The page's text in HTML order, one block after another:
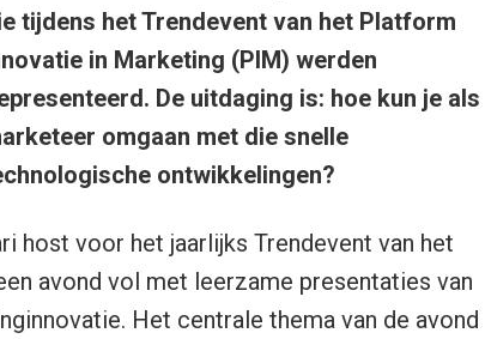
tijdens het Trendevent van het Platform
in Marketing (PIM) werden
De uitdaging is: hoe kun je als
omgaan met die snelle
ontwikkelingen?
host voor het jaarlijks Trendevent van het
avond vol met leerzame presentaties van
Het centrale thema van de avond